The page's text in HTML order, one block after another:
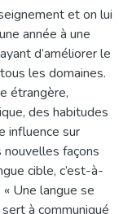
et on lui
année à une
d’améliorer le
les domaines.
étrangère,
des habitudes
influence sur
façons
cible, c’est-à-
Une langue se
à communiqué